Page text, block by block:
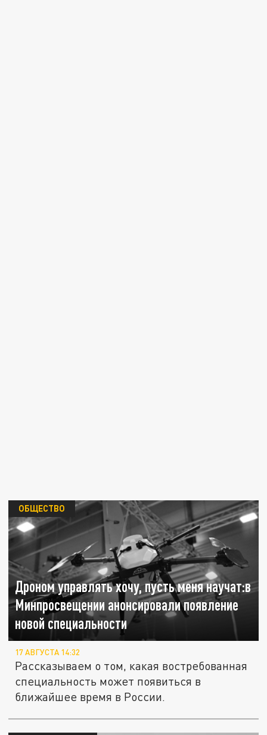
Дроном управлять хочу, пусть меня научат:в
Минпросвещении анонсировали появление
новой специальности
ОБЩЕСТВО
17 АВГУСТА 14:32
Рассказываем о том, какая востребованная
специальность может появиться в
ближайшее время в России.